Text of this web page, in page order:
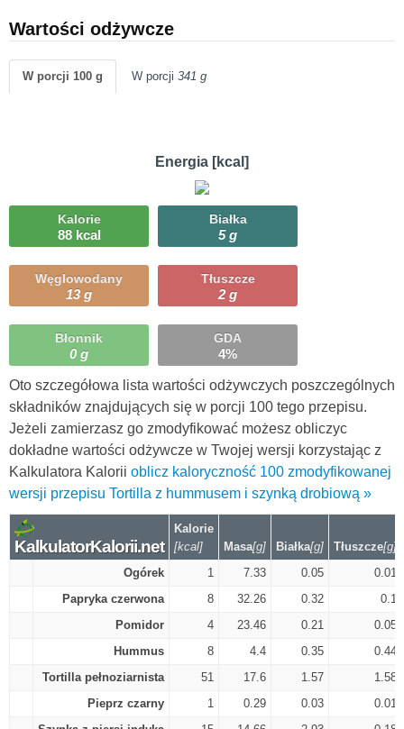
Wartości odżywcze
W porcji 100 g W porcji 341 g
Energia [kcal]
Kalorie
88 kcal
Białka
5 g
Węglowodany
13 g
Tłuszcze
2 g
Błonnik
0 g
GDA
4%
Oto szczegółowa lista wartości odżywczych poszczególnych
składników znajdujących się w porcji 100 tego przepisu.
Jeżeli zamierzasz go zmodyfikować możesz obliczyc
dokładne wartości odżywcze w Twojej wersji korzystając z
Kalkulatora Kalorii oblicz kaloryczność 100 zmodyfikowanej
wersji przepisu Tortilla z hummusem i szynką drobiową »
KalkulatorKalorii.net
Kalorie
[kcal]
Masa[g] Białka[g] Tłuszcze[g]
Ogórek
1 7.33 0.05
0.01
Papryka czerwona
8 32.26 0.32
0.1
Pomidor
4 23.46 0.21
0.05
Hummus
8 4.4 0.35
0.44
Tortilla pełnoziarnista
51 17.6 1.57
1.58
Pieprz czarny
1 0.29 0.03
0.01